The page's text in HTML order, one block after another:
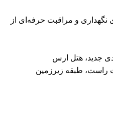
برای نگهداری و مراقبت حرفه‌ای از
جدید، هتل ارس
راست، طبقه زیرزمین